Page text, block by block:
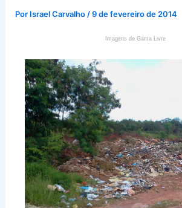
Por Israel Carvalho /9 de fevereiro de 2014
Imagens do Gama Livre